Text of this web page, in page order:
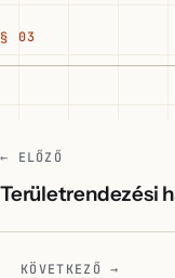
← ELŐZŐ
Területrendezési
KÖVETKEZŐ →